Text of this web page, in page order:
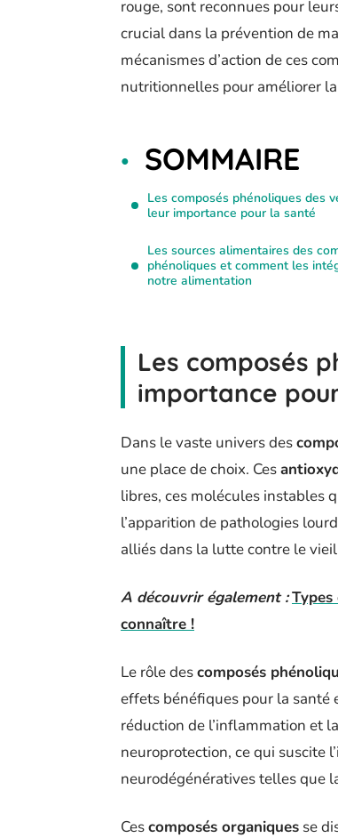
rouge, sont reconnues pour
crucial dans la prévention de
mécanismes d’action de ces
nutritionnelles pour améliorer
SOMMAIRE
Les composés phénoliques des
leur importance pour la santé
Les sources alimentaires des
phénoliques et comment les
notre alimentation
Les composés
importance
Dans le vaste univers des
une place de choix. Ces
libres, ces molécules instables
l’apparition de pathologies
alliés dans la lutte contre le
A découvrir également :
connaître !
Le rôle descomposés
effets bénéfiques pour la santé
réduction de l’inflammation et
neuroprotection, ce qui suscite
neurodégénératives telles que
Cescomposés organiques se